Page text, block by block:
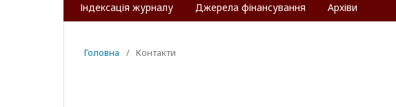
Індексація журналу Джерела фінансування Архіви
Головна / Контакти